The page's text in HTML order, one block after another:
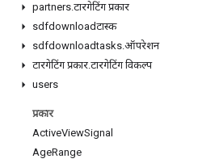
partners.टारगेटिंग प्रकार
sdfdownloadटास्क
sdfdownloadtasks.ऑपरेशन
टारगेटिंग प्रकार.टारगेटिंग विकल्प
users
प्रकार
ActiveViewSignal
AgeRange